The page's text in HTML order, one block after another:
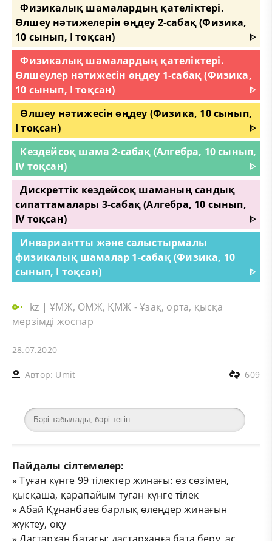
Физикалық шамалардың қателіктері.
Өлшеу нәтижелерін өңдеу 2-сабақ (Физика,
10 сынып, I тоқсан)
ᐈ
Физикалық шамалардың қателіктері.
Өлшеулер нәтижесін өңдеу 1-сабақ (Физика,
10 сынып, I тоқсан)
ᐈ
Өлшеу нәтижесін өңдеу (Физика, 10 сынып,
I тоқсан)
ᐈ
Кездейсоқ шама 2-сабақ (Алгебра, 10 сынып,
IV тоқсан)
ᐈ
Дискреттік кездейсоқ шаманың сандық
сипаттамалары 3-сабақ (Алгебра, 10 сынып,
IV тоқсан)
ᐈ
Инвариантты және салыстырмалы
физикалық шамалар 1-сабақ (Физика, 10
сынып, I тоқсан)
ᐈ
kz |ҰМЖ, ОМЖ, ҚМЖ - Ұзақ, орта, қысқа
мерзімді жоспар
28.07.2020
Автор: Umit 609
Пайдалы сілтемелер:
»Туған күнге 99 тілектер жинағы: өз сөзімен,
қысқаша, қарапайым туған күнге тілек
»Абай Құнанбаев барлық өлеңдер жинағын
жүктеу, оқу
»Дастархан батасы: дастарханға бата беру, ас